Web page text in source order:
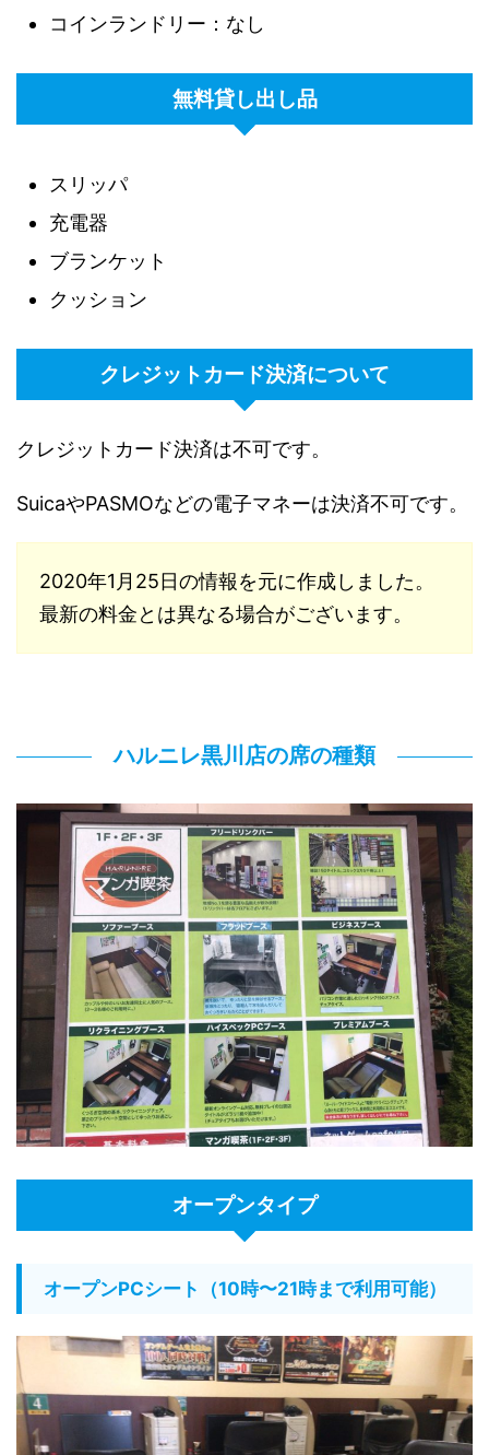
コインランドリー：なし
無料貸し出し品
スリッパ
充電器
ブランケット
クッション
クレジットカード決済について
クレジットカード決済は不可です。
SuicaやPASMOなどの電子マネーは決済不可です。
2020年1月25日の情報を元に作成しました。
最新の料金とは異なる場合がございます。
ハルニレ黒川店の席の種類
オープンタイプ
オープンPCシート（10時〜21時まで利用可能）